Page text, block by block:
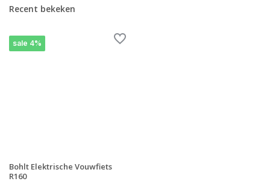
Recent bekeken
sale 4%
Bohlt Elektrische Vouwfiets
R160